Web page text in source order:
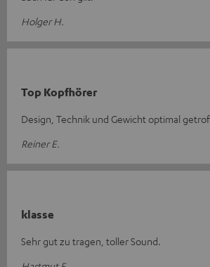
Holger H.
Top Kopfhörer
Design, Technik und Gewicht optimal
Reiner E.
klasse
Sehr gut zu tragen, toller Sound.